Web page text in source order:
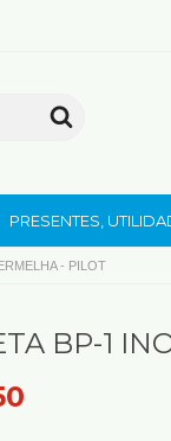
PRESENTES,
- PILOT
BP-1